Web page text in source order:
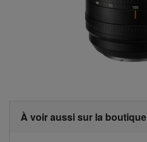
À voir aussi sur la boutique